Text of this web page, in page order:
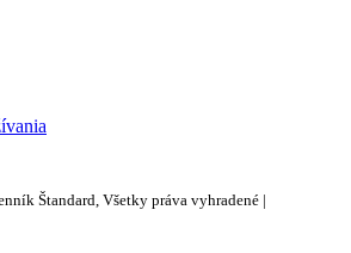
Štandard, Všetky práva vyhradené |